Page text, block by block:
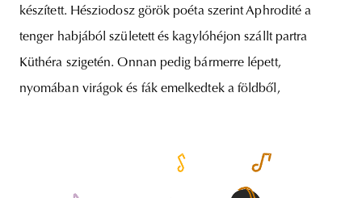
készített. Hésziodosz görök poéta szerint Aphrodité a
tenger habjából született és kagylóhéjon szállt partra
Küthéra szigetén. Onnan pedig bármerre lépett,
nyomában virágok és fák emelkedtek a földből,